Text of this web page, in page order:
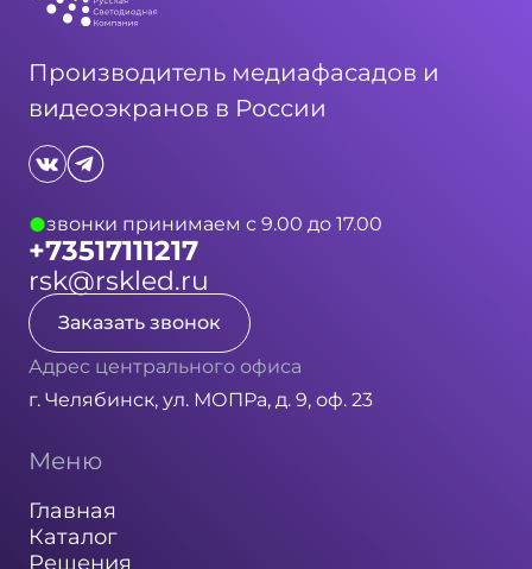
Производитель медиафасадов и
видеоэкранов в России
звонки принимаем с 9.00 до 17.00
+73517111217
rsk@rskled.ru
Заказать звонок
Адрес центрального офиса
г. Челябинск, ул. МОПРа, д. 9, оф. 23
Меню
Главная
Каталог
Решения